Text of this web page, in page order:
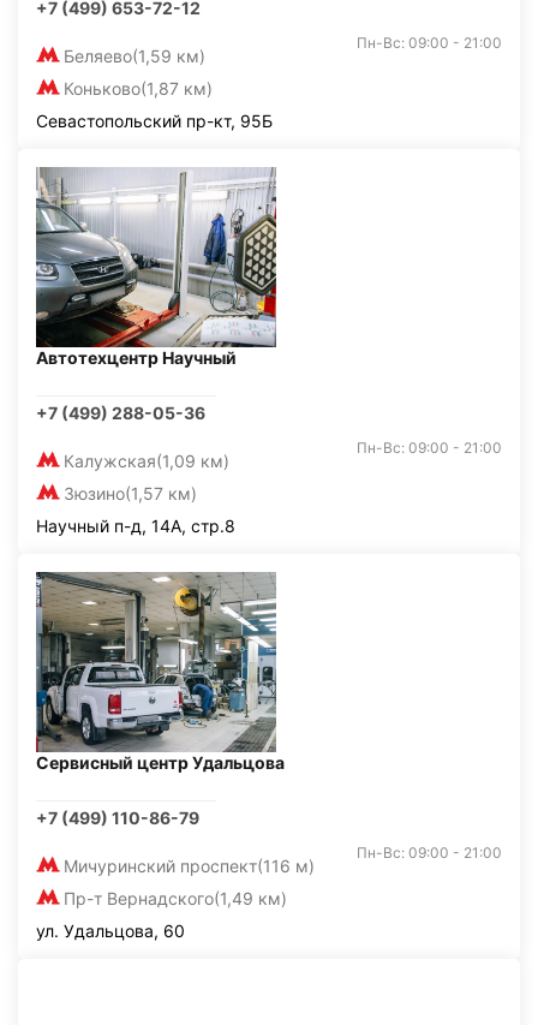
+7 (499) 653-72-12
Беляево(1,59 км)
Коньково(1,87 км)
Пн-Вс: 09:00 - 21:00
Севастопольский пр-кт, 95Б
Автотехцентр Научный
+7 (499) 288-05-36
Калужская(1,09 км)
Зюзино(1,57 км)
Пн-Вс: 09:00 - 21:00
Научный п-д, 14А, стр.8
Сервисный центр Удальцова
+7 (499) 110-86-79
Мичуринский проспект(116 м)
Пр-т Вернадского(1,49 км)
Пн-Вс: 09:00 - 21:00
ул. Удальцова, 60